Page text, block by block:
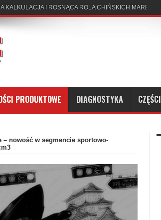
I ROSNĄCA ROLA CHIŃSKICH MAREK
PRODUKTOWE DIAGNOSTYKA CZĘŚCI
– nowość w segmencie sportowo-